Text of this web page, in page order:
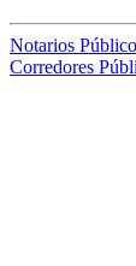
Notarios
Corredores